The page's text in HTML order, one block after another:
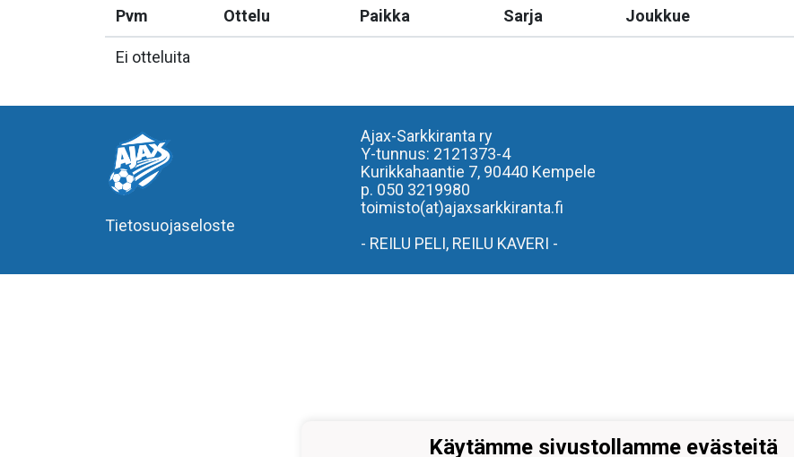
Pvm Ottelu Paikka Sarja Joukkue
Ei otteluita
Tietosuojaseloste
Ajax-Sarkkiranta ry
Y-tunnus: 2121373-4
Kurikkahaantie 7, 90440 Kempele
p. 050 3219980
toimisto(at)ajaxsarkkiranta.fi
- REILU PELI, REILU KAVERI -
Käytämme sivustollamme evästeitä